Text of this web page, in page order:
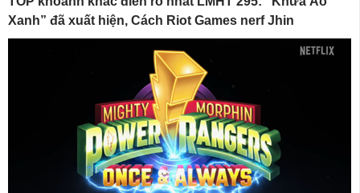
Xanh” đã xuất hiện, Cách Riot Games nerf Jhin